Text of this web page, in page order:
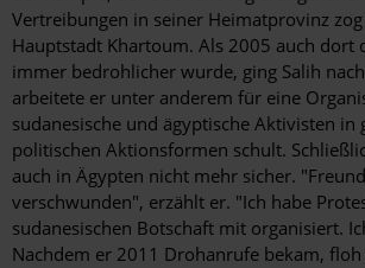
Vertreibungen in seiner Heimatprovinz
Hauptstadt Khartoum. Als 2005 auch dort
immer bedrohlicher wurde, ging Salih
arbeitete er unter anderem für eine
sudanesische und ägyptische Aktivisten in
politischen Aktionsformen schult.
auch in Ägypten nicht mehr sicher.
verschwunden", erzählt er. "Ich habe
sudanesischen Botschaft mit organisiert.
Nachdem er 2011 Drohanrufe bekam, floh